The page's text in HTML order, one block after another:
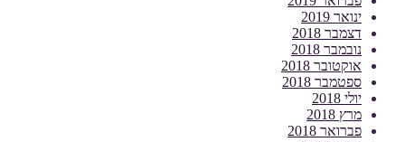
ינואר 2019
דצמבר 2018
נובמבר 2018
אוקטובר 2018
ספטמבר 2018
יולי 2018
מרץ 2018
פברואר 2018